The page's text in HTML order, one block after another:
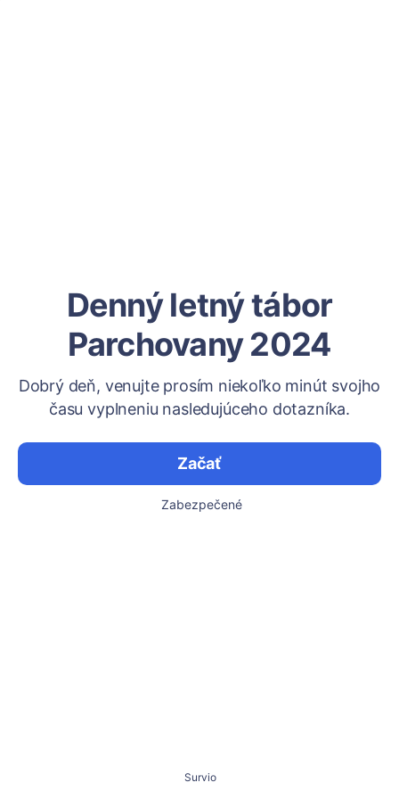
Denný letný tábor
Parchovany 2024
Dobrý deň, venujte prosím niekoľko minút svojho
času vyplneniu nasledujúceho dotazníka.
Začať
Zabezpečené
Survio